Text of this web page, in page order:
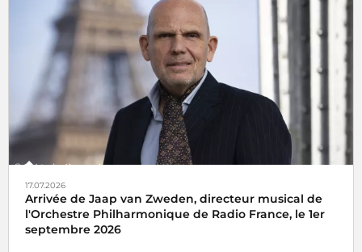
17.07.2026
Arrivée de Jaap van Zweden, directeur musical de
l'Orchestre Philharmonique de Radio France, le 1er
septembre 2026